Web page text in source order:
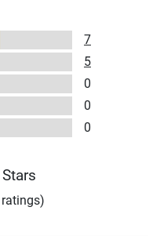
7
5
0
0
0